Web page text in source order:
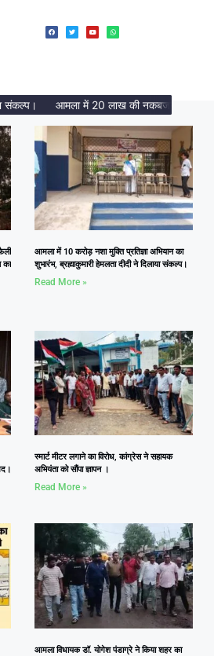
आमला में 20 लाख की नकबजनी का पर्दाफाश,
का
आमला में 10 करोड़ नशा मुक्ति प्रतिज्ञा अभियान का
शुभारंभ, ब्रह्माकुमारी हेमलता दीदी ने दिलाया संकल्प।
Read More »
स्मार्ट मीटर लगाने का विरोध, कांग्रेस ने सहायक
अभियंता को सौंपा ज्ञापन ।
Read More »
आमला विधायक डॉ. योगेश पंडाग्रे ने किया शहर का